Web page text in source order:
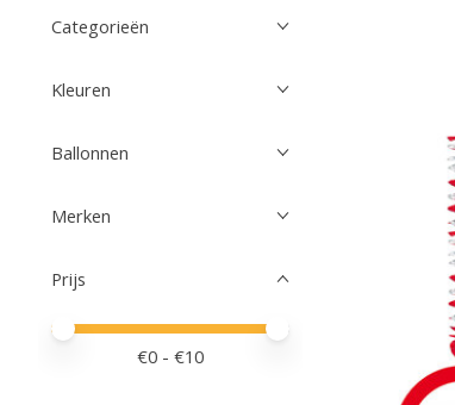
Categorieën
Kleuren
Ballonnen
Merken
Prijs
Minimale prijswaarde
Price maximum value
€0 - €10